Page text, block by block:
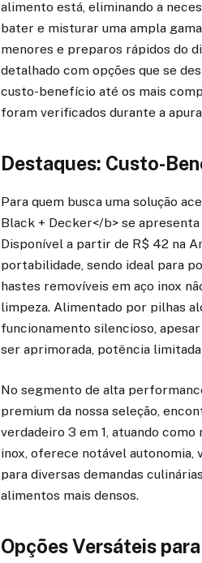
alimento está, eliminando a
bater e misturar uma ampla
menores e preparos rápidos do
detalhado com opções que se
custo-benefício até os mais
foram verificados durante a
Destaques: Custo-
Para quem busca uma solução
Black + Decker</b> se
Disponível a partir de R$ 42 na
portabilidade, sendo ideal para
hastes removíveis em aço inox
limpeza. Alimentado por pilhas
funcionamento silencioso,
ser aprimorada, potência
No segmento de alta
premium da nossa seleção,
verdadeiro 3 em 1, atuando
inox, oferece notável
para diversas demandas
alimentos mais densos.
Opções Versáteis